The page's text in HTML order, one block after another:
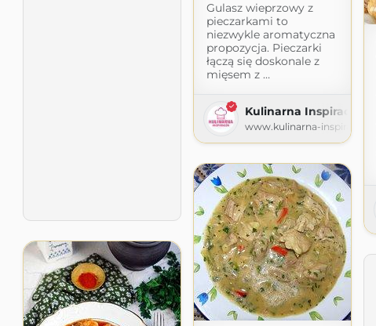
Gulasz wieprzowy z
pieczarkami to
niezwykle aromatyczna
propozycja. Pieczarki
łączą się doskonale z
mięsem z …
Kulinarna Inspiracja
www.kulinarna-inspiracja.pl